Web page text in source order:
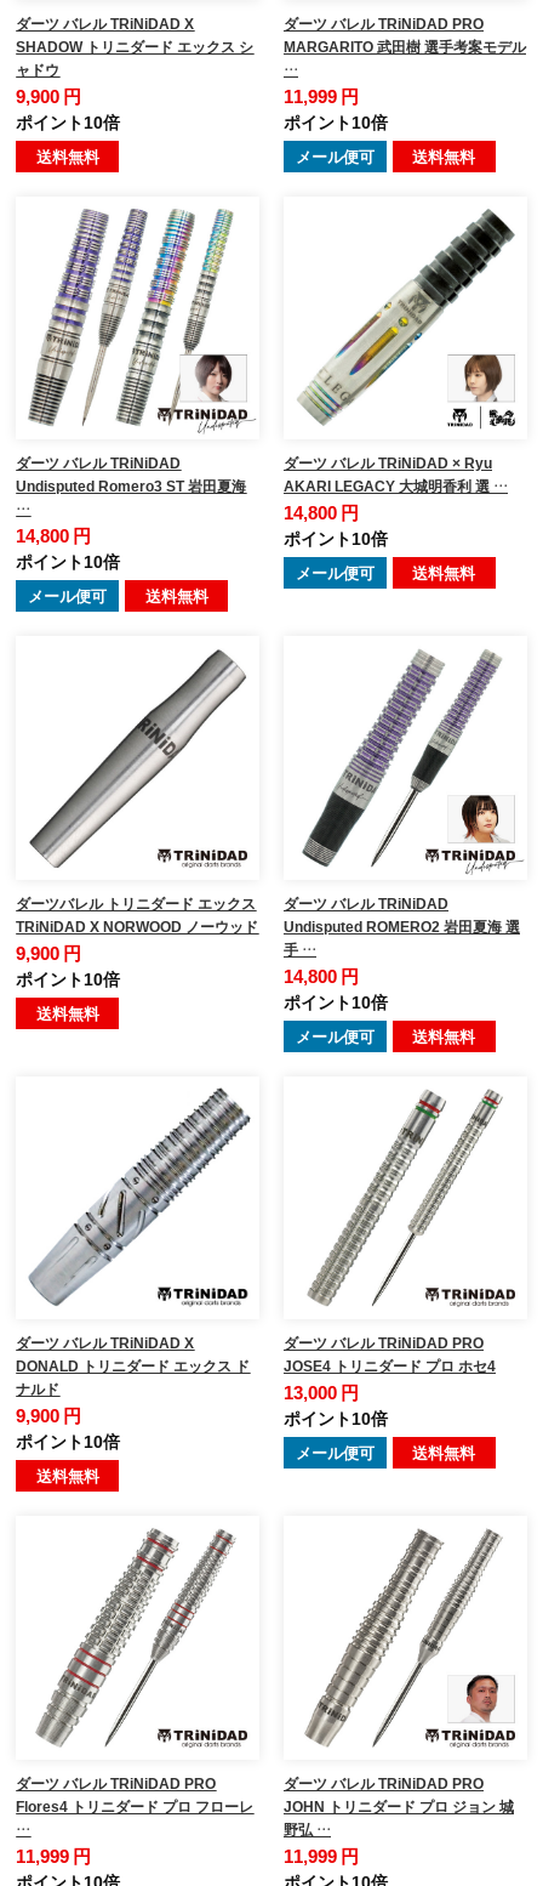
ダーツ バレル TRiNiDAD X
SHADOW トリニダード エックス シ
ャドウ
9,900 円
ポイント10倍
送料無料
ダーツ バレル TRiNiDAD PRO
MARGARITO 武田樹 選手考案モデル
…
11,999 円
ポイント10倍
メール便可 送料無料
ダーツ バレル TRiNiDAD
Undisputed Romero3 ST 岩田夏海
…
14,800 円
ポイント10倍
メール便可 送料無料
ダーツ バレル TRiNiDAD × Ryu
AKARI LEGACY 大城明香利 選 …
14,800 円
ポイント10倍
メール便可 送料無料
ダーツバレル トリニダード エックス
TRiNiDAD X NORWOOD ノーウッド
9,900 円
ポイント10倍
送料無料
ダーツ バレル TRiNiDAD
Undisputed ROMERO2 岩田夏海 選
手 …
14,800 円
ポイント10倍
メール便可 送料無料
ダーツ バレル TRiNiDAD X
DONALD トリニダード エックス ド
ナルド
9,900 円
ポイント10倍
送料無料
ダーツ バレル TRiNiDAD PRO
JOSE4 トリニダード プロ ホセ4
13,000 円
ポイント10倍
メール便可 送料無料
ダーツ バレル TRiNiDAD PRO
Flores4 トリニダード プロ フローレ
…
11,999 円
ポイント10倍
ダーツ バレル TRiNiDAD PRO
JOHN トリニダード プロ ジョン 城
野弘 …
11,999 円
ポイント10倍